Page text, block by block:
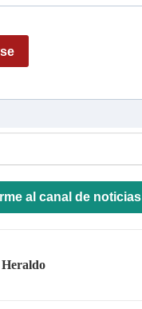
al canal de noticias